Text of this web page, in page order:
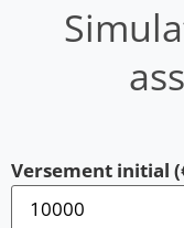
Versement initial